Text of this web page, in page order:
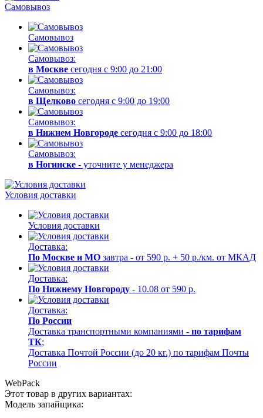
Самовывоз
Самовывоз
Самовывоз:
в Москве сегодня с 9:00 до 21:00
Самовывоз:
в Щелково сегодня с 9:00 до 19:00
Самовывоз:
в Нижнем Новгороде сегодня с 9:00 до 18:00
Самовывоз:
в Ногинске - уточните у менеджера
Условия доставки
Условия доставки
Доставка:
По Москве и МО завтра - от 590 р. + 50 р./км. от МКАД
Доставка:
По Нижнему Новгороду - 10.08 от 590 р.
Доставка:
По России
Доставка транспортными компаниями - по тарифам
ТК;
Доставка Почтой России (до 20 кг.) по тарифам Почты
России
WebPack
Этот товар в других вариантах:
Модель запайщика: